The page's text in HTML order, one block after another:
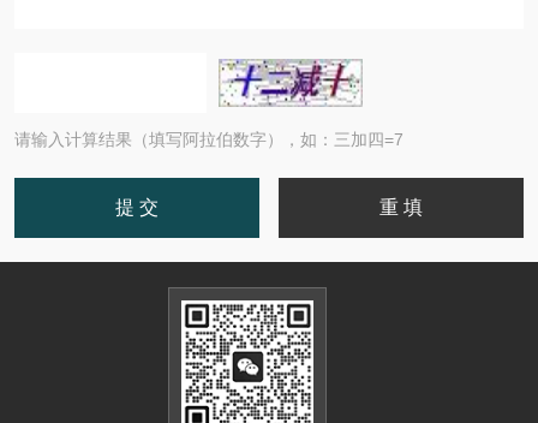
请输入计算结果（填写阿拉伯数字），如：三加四=7